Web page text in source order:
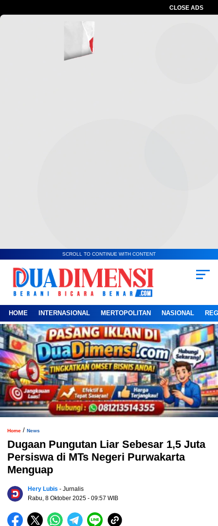
CLOSE ADS
SCROLL TO CONTINUE WITH CONTENT
HOME INTERNASIONAL MERTOPOLITAN NASIONAL
Home / News
Dugaan Pungutan Liar Sebesar 1,5 Juta
Persiswa di MTs Negeri Purwakarta
Menguap
Hery Lubis - Jurnalis
Rabu, 8 Oktober 2025 - 09:57 WIB